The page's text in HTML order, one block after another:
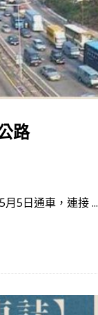
路
5日通車，連接 ...